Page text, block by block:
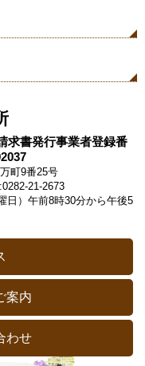
書発行事業者登録番
町9番25号
21-2673
日）午前8時30分から午後5
案内
わせ